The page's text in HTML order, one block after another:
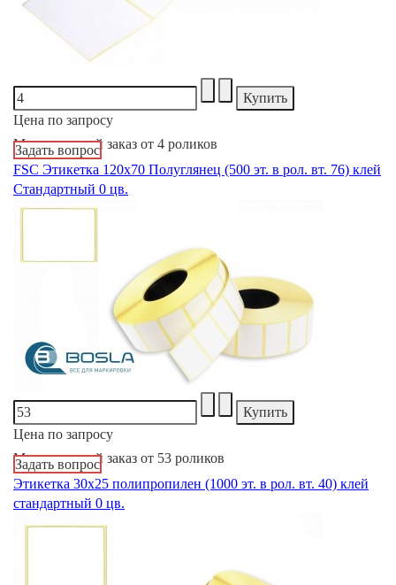
Цена по запросу
Минимальный заказ от 4 роликов
Задать вопрос
FSC Этикетка 120х70 Полуглянец (500 эт. в рол. вт. 76) клей
Стандартный 0 цв.
Цена по запросу
Минимальный заказ от 53 роликов
Задать вопрос
Этикетка 30х25 полипропилен (1000 эт. в рол. вт. 40) клей
стандартный 0 цв.